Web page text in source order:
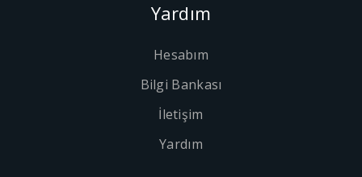
Yardım
Hesabım
Bilgi Bankası
İletişim
Yardım